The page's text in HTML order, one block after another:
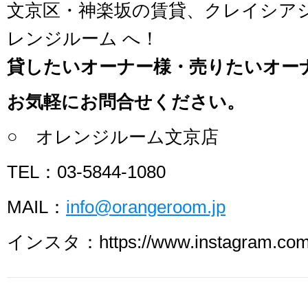
文京区・神楽坂の賃貸、クレイシア
レンジルーム へ！
貸したいオーナー様・売りたいオー
お気軽にお問合せください。
○ オレンジルーム文京店
TEL：03-5844-1080
MAIL： info@orangeroom.jp
インスタ：https://